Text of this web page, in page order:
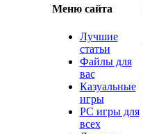
Меню сайта
Лучшие
статьи
Файлы для
вас
Казуальные
игры
PC игры для
всех